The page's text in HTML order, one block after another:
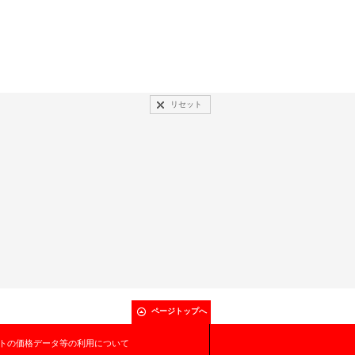
リセット
ページトップへ
の価格データ等の利用について